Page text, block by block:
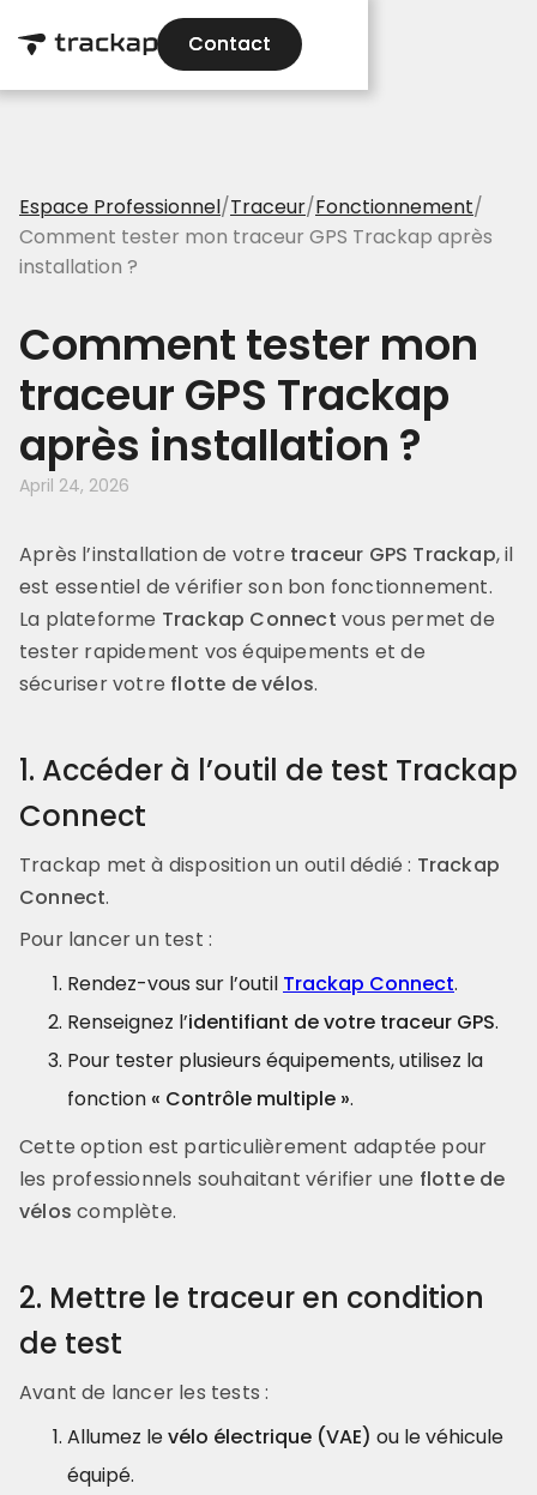
Contact
Contact
Espace Professionnel/Traceur/Fonctionnement/
Comment tester mon traceur GPS Trackap après
installation ?
Comment tester mon
traceur GPS Trackap
après installation ?
April 24, 2026
Après l’installation de votre traceur GPS Trackap, il
est essentiel de vérifier son bon fonctionnement.
La plateforme Trackap Connect vous permet de
tester rapidement vos équipements et de
sécuriser votre flotte de vélos.
1. Accéder à l’outil de test Trackap
Connect
Trackap met à disposition un outil dédié : Trackap
Connect.
Pour lancer un test :
Rendez-vous sur l’outil Trackap Connect.
Renseignez l’identifiant de votre traceur GPS.
Pour tester plusieurs équipements, utilisez la
fonction « Contrôle multiple ».
Cette option est particulièrement adaptée pour
les professionnels souhaitant vérifier une flotte de
vélos complète.
2. Mettre le traceur en condition
de test
Avant de lancer les tests :
Allumez levélo électrique (VAE) ou le véhicule
équipé.